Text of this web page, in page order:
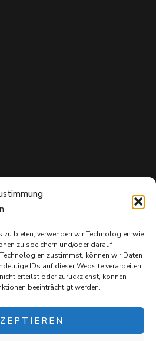
bieten, verwenden wir Technologien wie
zu speichern und/oder darauf
zustimmst, können wir Daten
IDs auf dieser Website verarbeiten.
erteilst oder zurückziehst, können
beeinträchtigt werden.